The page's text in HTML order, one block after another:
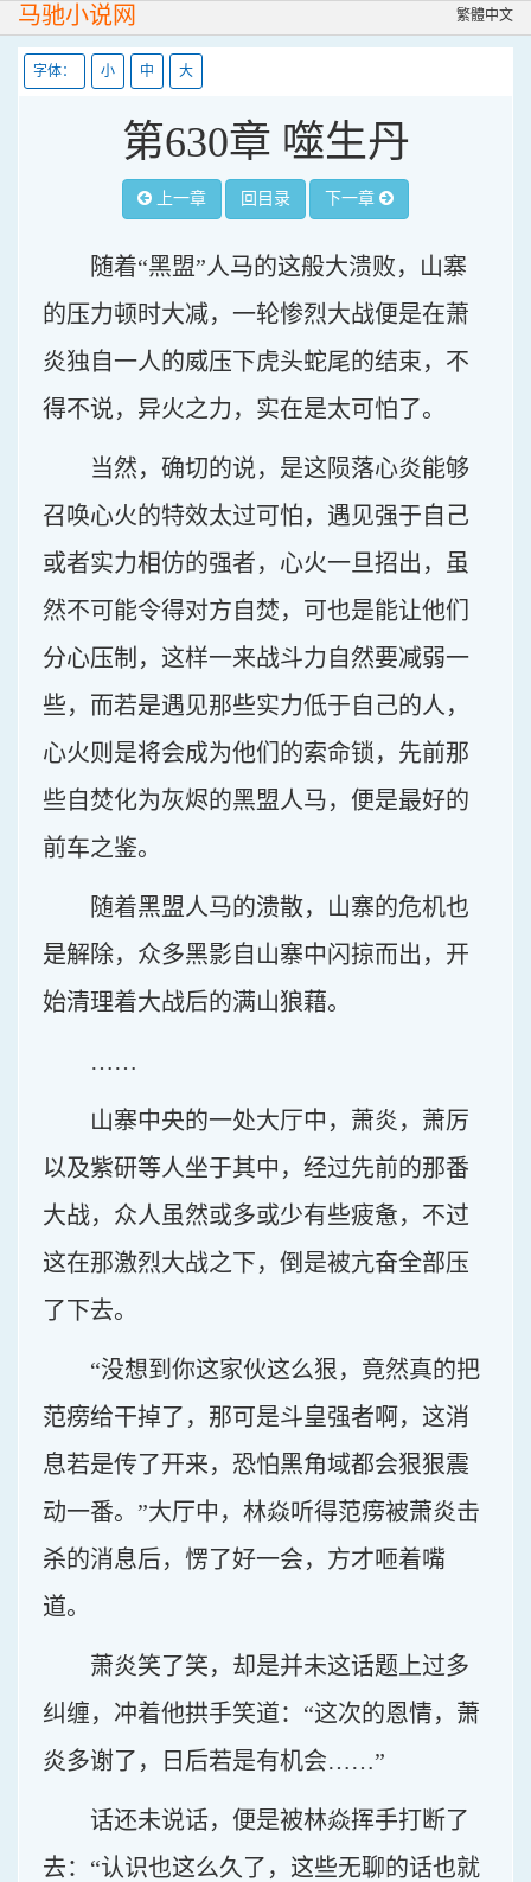
马驰小说网 繁體中文
字体： 小 中 大
第630章 噬生丹
上一章 回目录 下一章
随着“黑盟”人马的这般大溃败，山寨
的压力顿时大减，一轮惨烈大战便是在萧
炎独自一人的威压下虎头蛇尾的结束，不
得不说，异火之力，实在是太可怕了。
当然，确切的说，是这陨落心炎能够
召唤心火的特效太过可怕，遇见强于自己
或者实力相仿的强者，心火一旦招出，虽
然不可能令得对方自焚，可也是能让他们
分心压制，这样一来战斗力自然要减弱一
些，而若是遇见那些实力低于自己的人，
心火则是将会成为他们的索命锁，先前那
些自焚化为灰烬的黑盟人马，便是最好的
前车之鉴。
随着黑盟人马的溃散，山寨的危机也
是解除，众多黑影自山寨中闪掠而出，开
始清理着大战后的满山狼藉。
……
山寨中央的一处大厅中，萧炎，萧厉
以及紫研等人坐于其中，经过先前的那番
大战，众人虽然或多或少有些疲惫，不过
这在那激烈大战之下，倒是被亢奋全部压
了下去。
“没想到你这家伙这么狠，竟然真的把
范痨给干掉了，那可是斗皇强者啊，这消
息若是传了开来，恐怕黑角域都会狠狠震
动一番。”大厅中，林焱听得范痨被萧炎击
杀的消息后，愣了好一会，方才咂着嘴
道。
萧炎笑了笑，却是并未这话题上过多
纠缠，冲着他拱手笑道：“这次的恩情，萧
炎多谢了，日后若是有机会……”
话还未说话，便是被林焱挥手打断了
去：“认识也这么久了，这些无聊的话也就